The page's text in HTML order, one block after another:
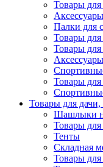
Товары для
Палки для
Товары
Товары для
Товары
Товары для
Шашлыки
Товары
Тенты
Складная
Товары для